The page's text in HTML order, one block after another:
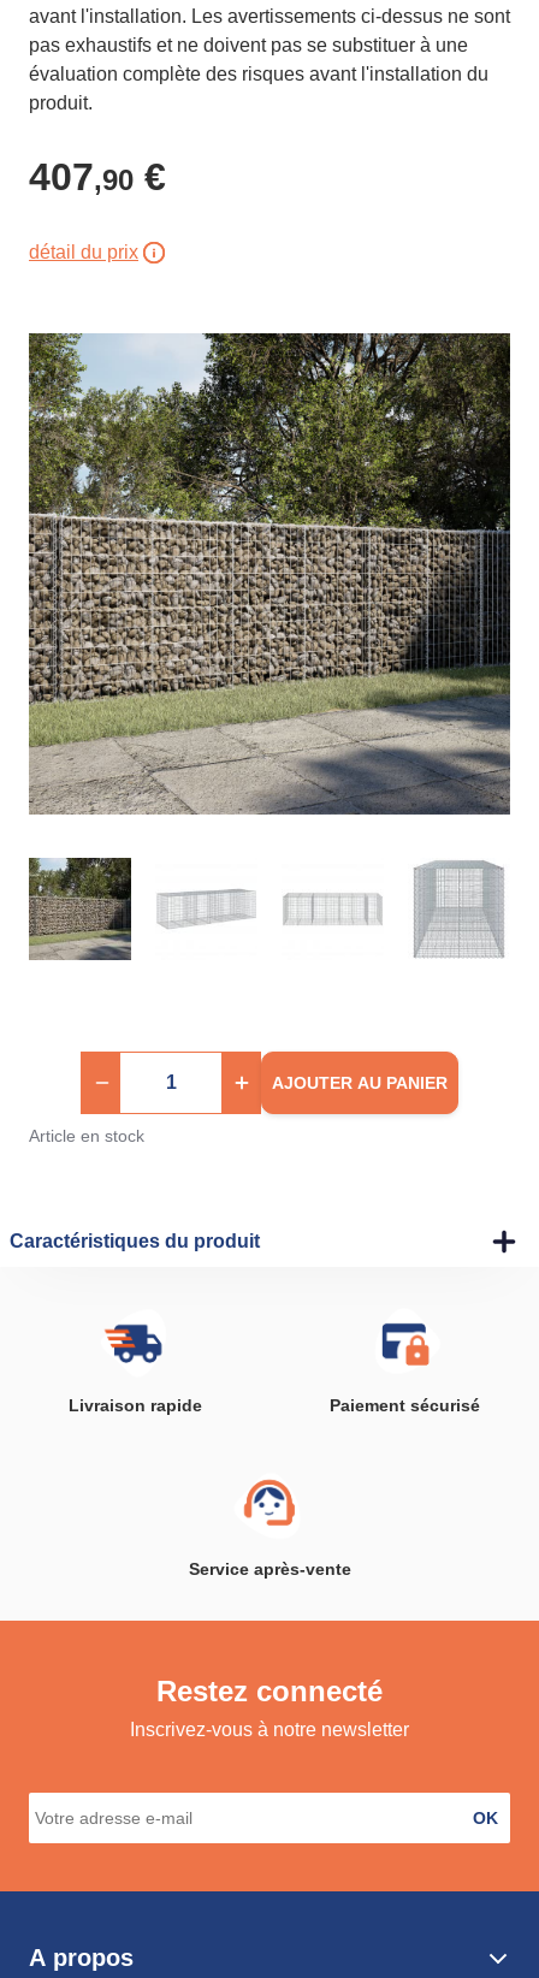
avant l'installation. Les avertissements ci-dessus ne sont
pas exhaustifs et ne doivent pas se substituer à une
évaluation complète des risques avant l'installation du
produit.
407,90 €
détail du prix
AJOUTER AU PANIER
Article en stock
Caractéristiques du produit
Livraison rapide Paiement sécurisé
Service après-vente
Restez connecté
Inscrivez-vous à notre newsletter
OK
A propos